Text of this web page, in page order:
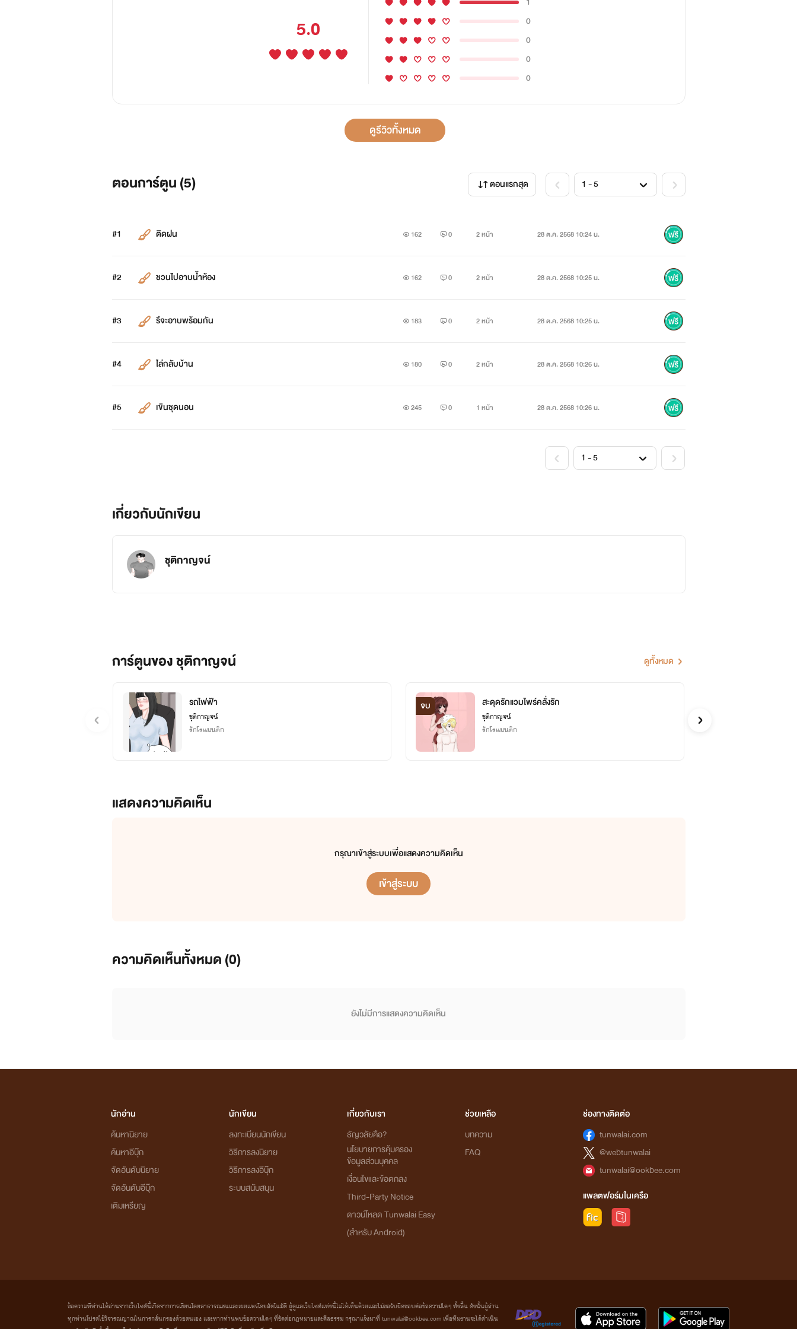
5.0
0
0
0
0
ดูรีวิวทั้งหมด
ตอนการ์ตูน (5) ตอนแรกสุด
#1 ติดฝน 162 0 2 หน้า 28 ต.ค. 2568 10:24 น.
#2 ชวนไปอาบน้ำห้อง 162 0 2 หน้า 28 ต.ค. 2568 10:25 น.
#3 รึจะอาบพร้อมกัน 183 0 2 หน้า 28 ต.ค. 2568 10:25 น.
#4 ไล่กลับบ้าน 180 0 2 หน้า 28 ต.ค. 2568 10:26 น.
#5 เขินชุดนอน 245 0 1 หน้า 28 ต.ค. 2568 10:26 น.
เกี่ยวกับนักเขียน
ชุติกาญจน์
การ์ตูนของ ชุติกาญจน์ ดูทั้งหมด
รถไฟฟ้า
ชุติกาญจน์
รักโรแมนติก
จบ สะดุดรักแวมไพร์คลั่งรัก
ชุติกาญจน์
รักโรแมนติก
แสดงความคิดเห็น
กรุณาเข้าสู่ระบบเพื่อแสดงความคิดเห็น
เข้าสู่ระบบ
ความคิดเห็นทั้งหมด (0)
ยังไม่มีการแสดงความคิดเห็น
นักอ่าน
ค้นหานิยาย
ค้นหาอีบุ๊ก
จัดอันดับนิยาย
จัดอันดับอีบุ๊ก
เติมเหรียญ
นักเขียน
ลงทะเบียนนักเขียน
วิธีการลงนิยาย
วิธีการลงอีบุ๊ก
ระบบสนับสนุน
เกี่ยวกับเรา
ธัญวลัยคือ?
นโยบายการคุ้มครอง
ข้อมูลส่วนบุคคล
เงื่อนไขและข้อตกลง
Third-Party Notice
ดาวน์โหลด Tunwalai Easy
(สำหรับ Android)
ช่วยเหลือ
บทความ
FAQ
ช่องทางติดต่อ
tunwalai.com
@webtunwalai
tunwalai@ookbee.com
แพลตฟอร์มในเครือ
ข้อความที่ท่านได้อ่านจากเว็บไซต์นี้เกิดจากการเขียนโดยสาธารณชนและเผยแพร่โดยอัตโนมัติ ผู้ดูแลเว็บไซต์แห่งนี้ไม่ได้เห็นด้วยและไม่ขอรับผิดชอบต่อข้อความใดๆ ทั้งสิ้น ดังนั้นผู้อ่าน
ทุกท่านโปรดใช้วิจารณญาณในการกลั่นกรองด้วยตนเอง และหากท่านพบข้อความใดๆ ที่ขัดต่อกฎหมายและศีลธรรม กรุณาแจ้งมาที่tunwalai@ookbee.com เพื่อทีมงานจะได้ดำเนิน